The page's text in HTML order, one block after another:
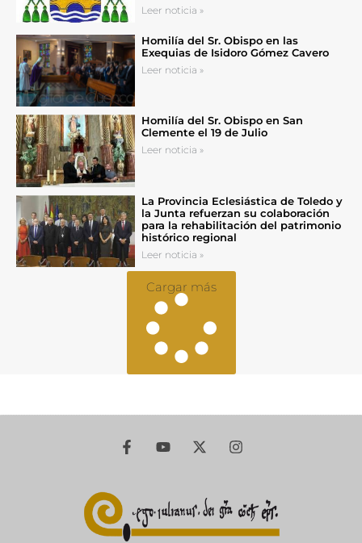
Leer noticia »
Homilía del Sr. Obispo en las
Exequias de Isidoro Gómez Cavero
Leer noticia »
Homilía del Sr. Obispo en San
Clemente el 19 de Julio
Leer noticia »
La Provincia Eclesiástica de Toledo y
la Junta refuerzan su colaboración
para la rehabilitación del patrimonio
histórico regional
Leer noticia »
Cargar más